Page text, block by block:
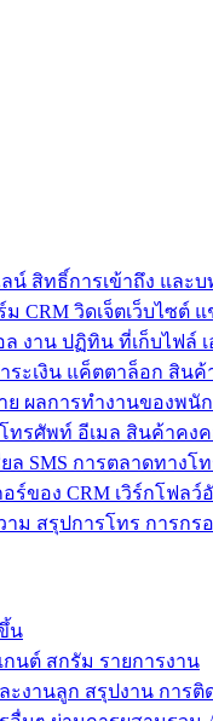
น์ สิทธิ์การเข้าถึง และ
วิดเจ็ตเว็บไซต์ แ
งาน ปฏิทิน ที่เก็บไฟล์
ระเงิน แค็ตตาล็อก สิน
ย ผลการทำงานของพนั
โทรศัพท์ อีเมล สินค้าค
SMS การตลาดทางโ
ร์ของ CRM เวิร์กโฟล
าม สรุปการโทร การก
น
นต์ สกรัม รายการงาน
ะงานลูก สรุปงาน การ